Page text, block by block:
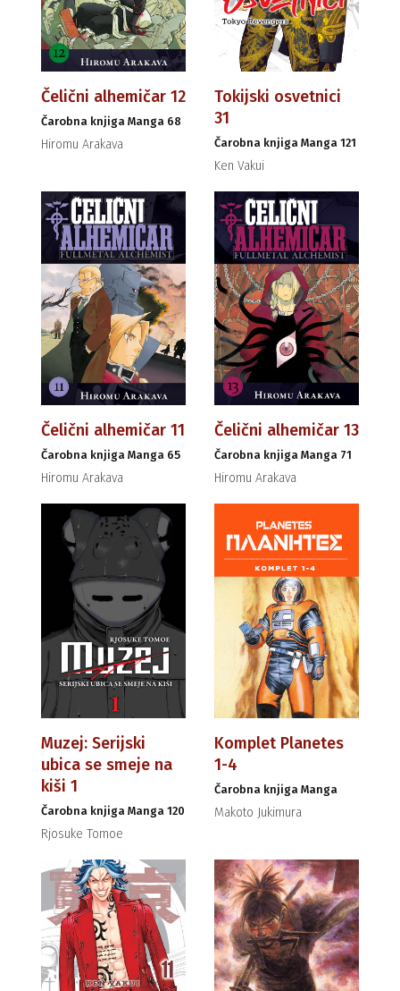
Čelični alhemičar 12
Čarobna knjiga Manga 68
Hiromu Arakava
Tokijski osvetnici
31
Čarobna knjiga Manga 121
Ken Vakui
Čelični alhemičar 11
Čarobna knjiga Manga 65
Hiromu Arakava
Čelični alhemičar 13
Čarobna knjiga Manga 71
Hiromu Arakava
Muzej: Serijski
ubica se smeje na
kiši 1
Čarobna knjiga Manga 120
Rjosuke Tomoe
Komplet Planetes
1-4
Čarobna knjiga Manga
Makoto Jukimura